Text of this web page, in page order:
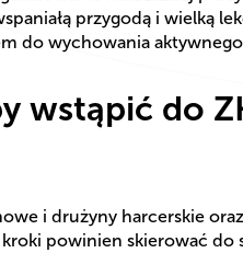
przygodą i wielką
do wychowania
wstąpić do
i drużyny harcerskie
powinien skierować